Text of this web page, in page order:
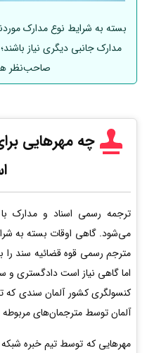
بسته به شرایط نوع مدارک
مدارک جانبی دیگری نیاز باشند؛
صاحب‌نظر
چه مهرهایی
ترجمه رسمی اسناد و مدارک
می‌شود. گاهی اوقات بسته به
مترجم رسمی قوه قضائیه سند را
اما گاهی نیاز است دادگستری
کنسولگری کشور آلمان سندی که
آلمان توسط مترجمان‌های
مهرهایی که توسط تیم خبره